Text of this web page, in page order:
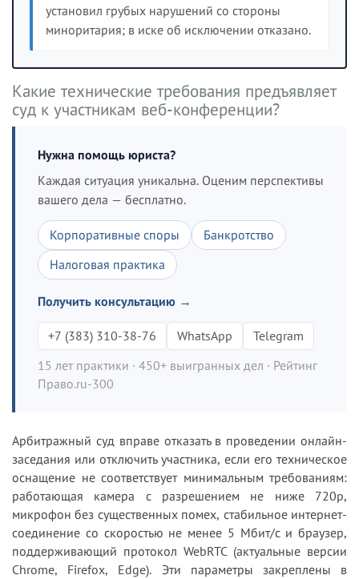
установил грубых нарушений со стороны
миноритария; в иске об исключении отказано.
Какие технические требования предъявляет
суд к участникам веб-конференции?
Нужна помощь юриста?
Каждая ситуация уникальна. Оценим перспективы
вашего дела — бесплатно.
Корпоративные споры
Банкротство
Налоговая практика
Получить консультацию →
+7 (383) 310-38-76 WhatsApp
Telegram
15 лет практики · 450+ выигранных дел · Рейтинг
Право.ru-300
Арбитражный суд вправе отказать в проведении онлайн-
заседания или отключить участника, если его техническое
оснащение не соответствует минимальным требованиям:
работающая камера с разрешением не ниже 720p,
микрофон без существенных помех, стабильное интернет-
соединение со скоростью не менее 5 Мбит/с и браузер,
поддерживающий протокол WebRTC (актуальные версии
Chrome, Firefox, Edge). Эти параметры закреплены в